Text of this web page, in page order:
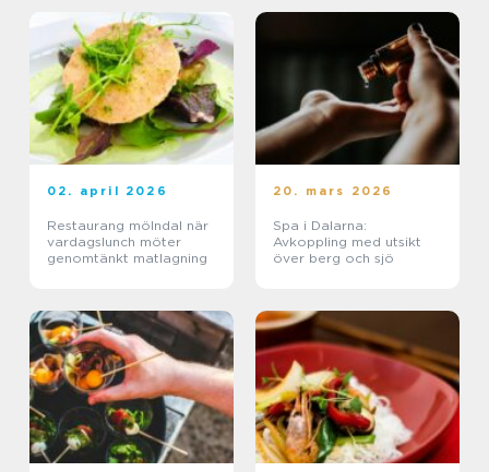
02. april 2026
Restaurang mölndal när
vardagslunch möter
genomtänkt matlagning
20. mars 2026
Spa i Dalarna:
Avkoppling med utsikt
över berg och sjö